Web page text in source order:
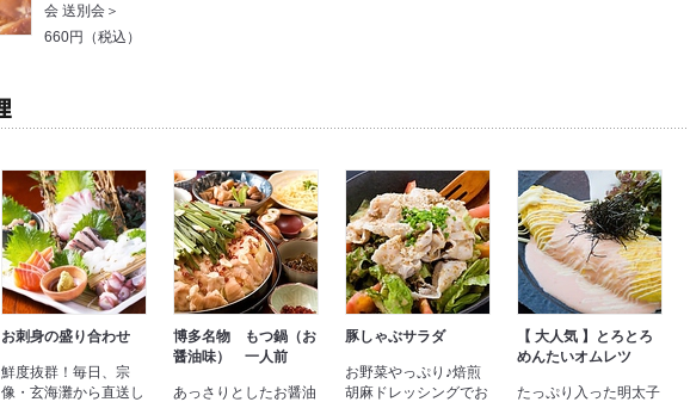
会 送別会＞
660円（税込）
お刺身の盛り合わせ
鮮度抜群！毎日、宗
像・玄海灘から直送し
博多名物 もつ鍋（お
醤油味） 一人前
あっさりとしたお醤油
豚しゃぶサラダ
お野菜やっぷり♪焙煎
胡麻ドレッシングでお
【 大人気 】とろとろ
めんたいオムレツ
たっぷり入った明太子